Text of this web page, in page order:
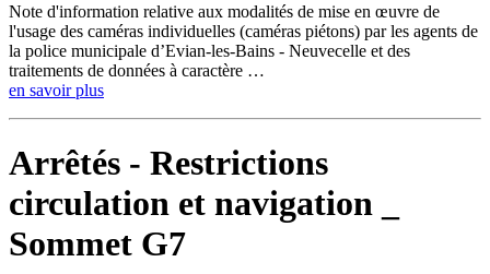
Note d'information relative aux modalités de mise en œuvre de
l'usage des caméras individuelles (caméras piétons) par les agents de
la police municipale d’Evian-les-Bains - Neuvecelle et des
traitements de données à caractère …
en savoir plus
Arrêtés - Restrictions
circulation et navigation _
Sommet G7